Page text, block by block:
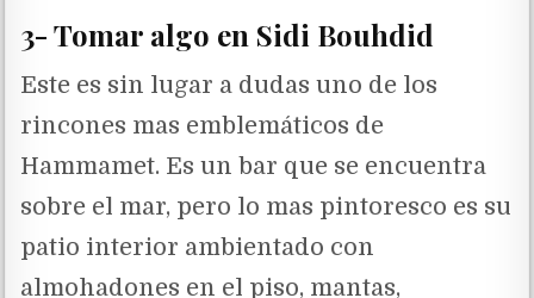
3- Tomar algo en Sidi Bouhdid
Este es sin lugar a dudas uno de los
rincones mas emblemáticos de
Hammamet. Es un bar que se encuentra
sobre el mar, pero lo mas pintoresco es su
patio interior ambientado con
almohadones en el piso, mantas,